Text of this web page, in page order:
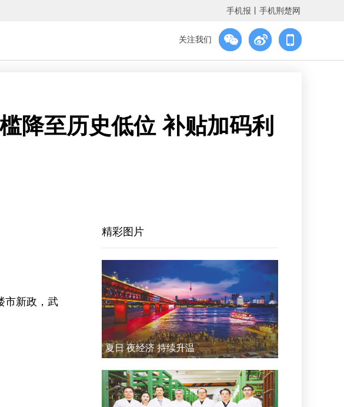
手机报 手机荆楚网
关注我们
降至历史低位 补贴加码利
市新政，武
精彩图片
夏日 夜经济 持续升温